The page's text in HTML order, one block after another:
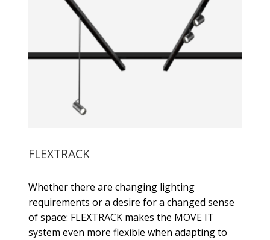
FLEXTRACK
Whether there are changing lighting
requirements or a desire for a changed sense
of space: FLEXTRACK makes the MOVE IT
system even more flexible when adapting to